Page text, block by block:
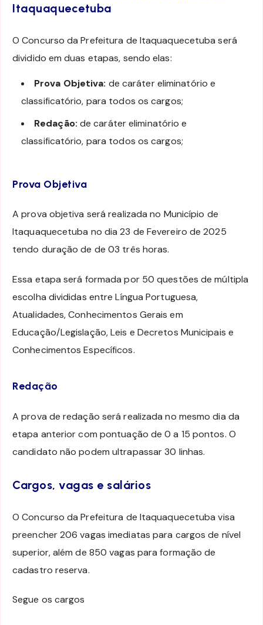
Itaquaquecetuba
O Concurso da Prefeitura de Itaquaquecetuba será
dividido em duas etapas, sendo elas:
Prova Objetiva: de caráter eliminatório e
classificatório, para todos os cargos;
Redação: de caráter eliminatório e
classificatório, para todos os cargos;
Prova Objetiva
A prova objetiva será realizada no Município de
Itaquaquecetuba no dia 23 de Fevereiro de 2025
tendo duração de de 03 três horas.
Essa etapa será formada por 50 questões de múltipla
escolha divididas entre Língua Portuguesa,
Atualidades, Conhecimentos Gerais em
Educação/Legislação, Leis e Decretos Municipais e
Conhecimentos Específicos.
Redação
A prova de redação será realizada no mesmo dia da
etapa anterior com pontuação de 0 a 15 pontos. O
candidato não podem ultrapassar 30 linhas.
Cargos, vagas e salários
O Concurso da Prefeitura de Itaquaquecetuba visa
preencher 206 vagas imediatas para cargos de nível
superior, além de 850 vagas para formação de
cadastro reserva.
Segue os cargos